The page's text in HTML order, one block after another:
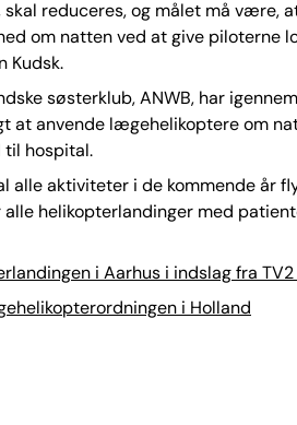
skal reduceres, og målet må være,
om natten ved at give piloterne
Kudsk.
søsterklub, ANWB, har
at anvende lægehelikoptere om
til hospital.
alle aktiviteter i de kommende år
alle helikopterlandinger med
i Aarhus i indslag fra
i Holland